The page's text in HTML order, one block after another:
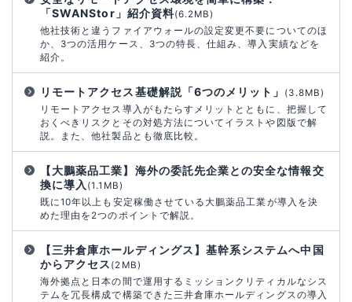
「SWANStor」紹介資料(6.2MB)
他社技術と違うファイアウォールの設定変更不要についてのほ
か、3つの活用ケース、3つの特長、仕組み、導入実績などを
紹介。
リモートアクセス基礎解説「6つのメリット」
(3.8MB)
リモートアクセス導入がもたらすメリットとともに、把握して
おくべきリスクとその対処方法についてイラストや図版で解
説。また、他社製品とも徹底比較。
【大鵬薬品工業】海外の委託先企業との安全な情報交
換に導入 (1.1MB)
既に10年以上も安定稼働させている大鵬薬品工業が導入を決
めた理由を2つのポイントで解説。
【三井倉庫ホールディングス】基幹系システムへ中国
からアクセス (2MB)
海外拠点と日本の間で運用するミッションクリティカルなシス
テムを冗長構成で構築できた三井倉庫ホールディングスの導入